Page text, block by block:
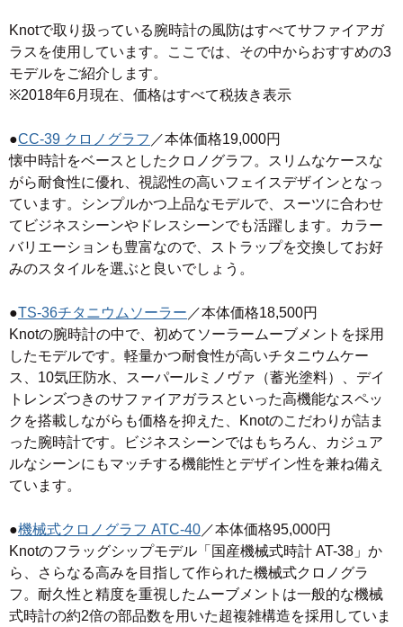
Knotで取り扱っている腕時計の風防はすべてサファイアガ
ラスを使用しています。ここでは、その中からおすすめの3
モデルをご紹介します。
※2018年6月現在、価格はすべて税抜き表示
●CC-39 クロノグラフ ／本体価格19,000円
懐中時計をベースとしたクロノグラフ。スリムなケースな
がら耐食性に優れ、視認性の高いフェイスデザインとなっ
ています。シンプルかつ上品なモデルで、スーツに合わせ
てビジネスシーンやドレスシーンでも活躍します。カラー
バリエーションも豊富なので、ストラップを交換してお好
みのスタイルを選ぶと良いでしょう。
●TS-36チタニウムソーラー ／本体価格18,500円
Knotの腕時計の中で、初めてソーラームーブメントを採用
したモデルです。軽量かつ耐食性が高いチタニウムケー
ス、10気圧防水、スーパールミノヴァ（蓄光塗料）、デイ
トレンズつきのサファイアガラスといった高機能なスペッ
クを搭載しながらも価格を抑えた、Knotのこだわりが詰ま
った腕時計です。ビジネスシーンではもちろん、カジュア
ルなシーンにもマッチする機能性とデザイン性を兼ね備え
ています。
●機械式クロノグラフ ATC-40 ／本体価格95,000円
Knotのフラッグシップモデル「国産機械式時計 AT-38」か
ら、さらなる高みを目指して作られた機械式クロノグラ
フ。耐久性と精度を重視したムーブメントは一般的な機械
式時計の約2倍の部品数を用いた超複雑構造を採用していま